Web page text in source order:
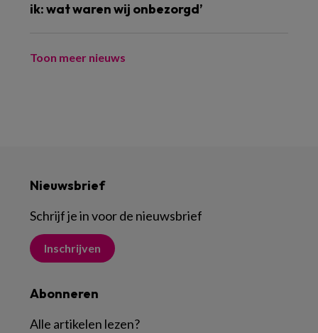
ik: wat waren wij onbezorgd’
Toon meer nieuws
Nieuwsbrief
Schrijf je in voor de nieuwsbrief
Inschrijven
Abonneren
Alle artikelen lezen?